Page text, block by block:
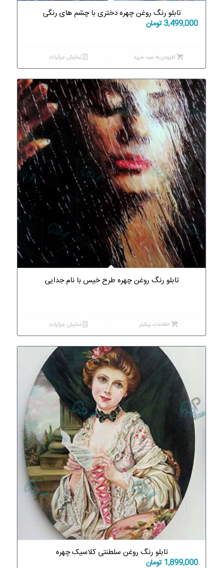
تابلو رنگ روغن چهره دختری با چشم های رنگی
3,499,000تومان
افزودن به سبد خرید نمایش جزئیات
تابلو رنگ روغن چهره طرح خیس با نام جدایی
اطلاعات بیشتر نمایش جزئیات
تابلو رنگ روغن سلطنتی کلاسیک چهره
1,899,000 تومان